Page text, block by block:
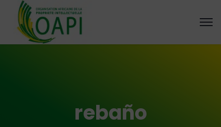
rebaño